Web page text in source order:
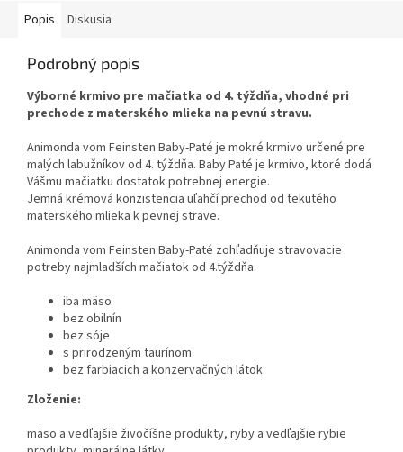
Popis Diskusia
Podrobný popis
Výborné krmivo pre mačiatka od 4. týždňa, vhodné pri
prechode z materského mlieka na pevnú stravu.
Animonda vom Feinsten Baby-Paté je mokré krmivo určené pre
malých labužníkov od 4. týždňa. Baby Paté je krmivo, ktoré dodá
Vášmu mačiatku dostatok potrebnej energie.
Jemná krémová konzistencia uľahčí prechod od tekutého
materského mlieka k pevnej strave.
Animonda vom Feinsten Baby-Paté zohľadňuje stravovacie
potreby najmladších mačiatok od 4.týždňa.
iba mäso
bez obilnín
bez sóje
s prirodzeným taurínom
bez farbiacich a konzervačných látok
Zloženie:
mäso a vedľajšie živočíšne produkty, ryby a vedľajšie rybie